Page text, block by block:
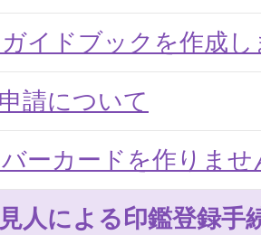
イドブックを作成
請について
ーカードを作りませ
人による印鑑登録手